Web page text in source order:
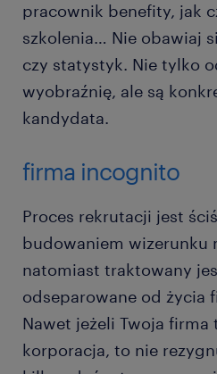
pracownik benefity, jak
szkolenia… Nie obawiaj
czy statystyk. Nie tylko
wyobraźnię, ale są
kandydata.
firma incognito
Proces rekrutacji jest
budowaniem wizerunku
natomiast traktowany
odseparowane od życia
Nawet jeżeli Twoja
korporacja, to nie